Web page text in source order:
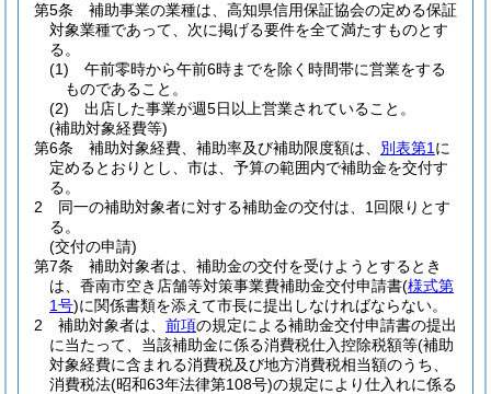
第5条
補助事業の業種は、高知県信用保証協会の定める保証
対象業種であって、次に掲げる要件を全て満たすものとす
る。
(1)
午前零時から午前6時までを除く時間帯に営業をする
ものであること。
(2)
出店した事業が週5日以上営業されていること。
(補助対象経費等)
第6条
補助対象経費、補助率及び補助限度額は、 別表第1 に
定めるとおりとし、市は、予算の範囲内で補助金を交付す
る。
2
同一の補助対象者に対する補助金の交付は、1回限りとす
る。
(交付の申請)
第7条
補助対象者は、補助金の交付を受けようとするとき
は、香南市空き店舗等対策事業費補助金交付申請書(様式第
1号)に関係書類を添えて市長に提出しなければならない。
2
補助対象者は、 前項の規定による補助金交付申請書の提出
に当たって、当該補助金に係る消費税仕入控除税額等(補助
対象経費に含まれる消費税及び地方消費税相当額のうち、
消費税法(昭和63年法律第108号)の規定により仕入れに係る